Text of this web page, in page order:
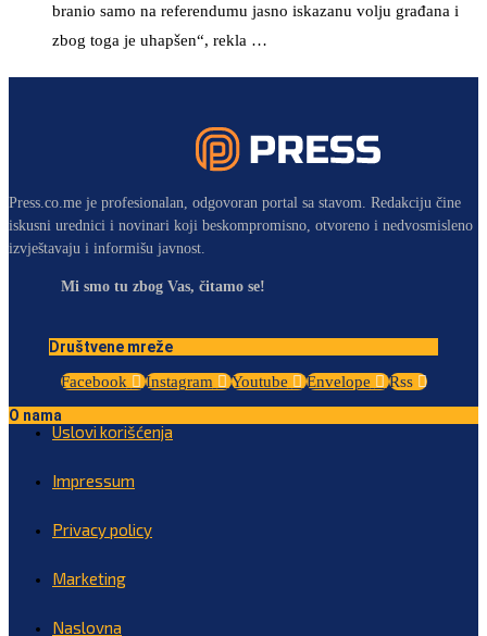
branio samo na referendumu jasno iskazanu volju građana i
zbog toga je uhapšen“, rekla …
Press.co.me je profesionalan, odgovoran portal sa stavom. Redakciju čine
iskusni urednici i novinari koji beskompromisno, otvoreno i nedvosmisleno
izvještavaju i informišu javnost.
Mi smo tu zbog Vas, čitamo se!
Društvene mreže
Facebook
Instagram Youtube Envelope
Rss
O nama
Uslovi korišćenja
Impressum
Privacy policy
Marketing
Naslovna